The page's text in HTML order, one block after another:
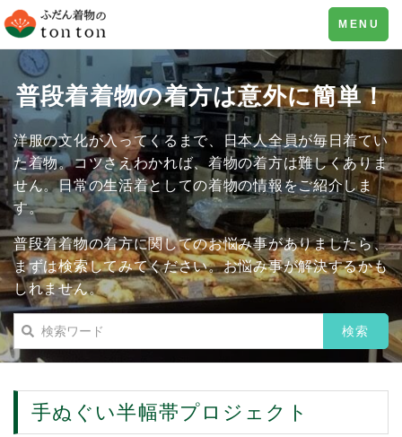
Toggle
navigation
MENU
普段着着物の着方は意外に簡単！
洋服の文化が入ってくるまで、日本人全員が毎日着てい
た着物。コツさえわかれば、着物の着方は難しくありま
せん。日常の生活着としての着物の情報をご紹介しま
す。
普段着着物の着方に関してのお悩み事がありましたら、
まずは検索してみてください。お悩み事が解決するかも
しれません。
手ぬぐい半幅帯プロジェクト